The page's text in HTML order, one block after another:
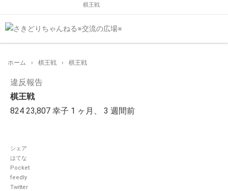
棋王戦
ホーム › 棋王戦 › 棋王戦
違反報告
棋王戦
824 23,807 幸子 1 ヶ月、 3 週間前
シェア
はてな
Pocket
feedly
Twitter